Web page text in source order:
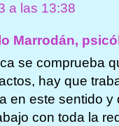
a las 13:38
Marrodán,
se comprueba
hay que
en este sentido y
con toda la